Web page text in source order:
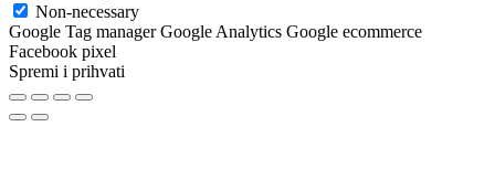
Non-necessary
Google Tag manager Google Analytics Google ecommerce
Facebook pixel
Spremi i prihvati